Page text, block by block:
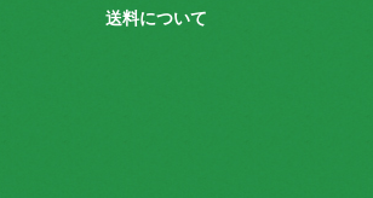
送料について